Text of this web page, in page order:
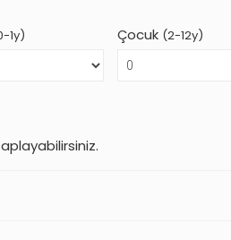
1y) Çocuk (2-12y)